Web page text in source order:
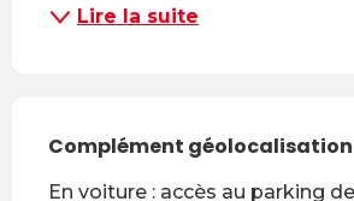
Lire la suite
Complément géolocalisation
Complément géolocalisation
En voiture : accès au parking